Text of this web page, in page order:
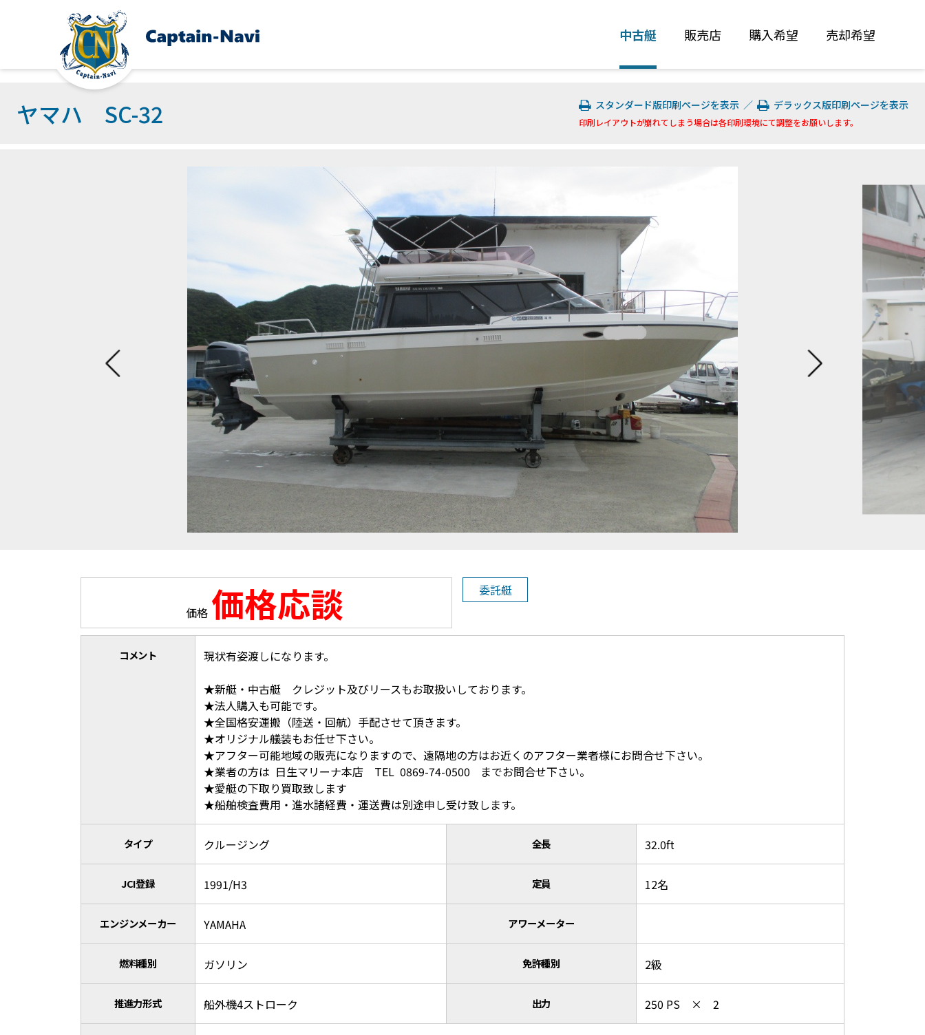
中古艇 販売店 購入希望 売却希望
ヤマハ SC-32 スタンダード版印刷ページを表示 ／ デラックス版印刷ページを表示
印刷レイアウトが崩れてしまう場合は各印刷環境にて調整をお願いします。
価格 価格応談 委託艇
コメント
現状有姿渡しになります。
★新艇・中古艇 クレジット及びリースもお取扱いしております。
★法人購入も可能です。
★全国格安運搬（陸送・回航）手配させて頂きます。
★オリジナル艤装もお任せ下さい。
★アフター可能地域の販売になりますので、遠隔地の方はお近くのアフター業者様にお問合せ下さい。
★業者の方は 日生マリーナ本店 TEL 0869-74-0500 までお問合せ下さい。
★愛艇の下取り買取致します
★船舶検査費用・進水諸経費・運送費は別途申し受け致します。
タイプ クルージング 全長 32.0ft
JCI登録 1991/H3 定員 12名
エンジンメーカー YAMAHA アワーメーター
燃料種別 ガソリン 免許種別 2級
推進力形式 船外機4ストローク 出力 250 PS × 2